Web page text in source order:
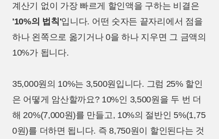
계산기 없이 가장 빠르게 할인액을 구하는 비결은
'10%의 법칙'입니다. 어떤 숫자든 끝자리에서 점을
하나 왼쪽으로 옮기거나 0을 하나 지우면 그 금액의
10%가 됩니다.
35,000원의 10%는 3,500원입니다. 그럼 25% 할인
은 어떻게 암산할까요? 10%인 3,500원을 두 번 더
해 20%(7,000원)를 만들고, 10%의 절반인 5%(1,75
0원)를 더하면 됩니다. 즉 8,750원이 할인된다는 것